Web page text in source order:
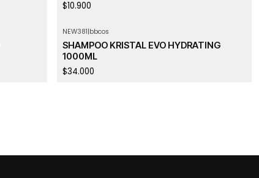
$10.900
NEW381|bbcos
SHAMPOO KRISTAL EVO HYDRATING
1000ML
$34.000